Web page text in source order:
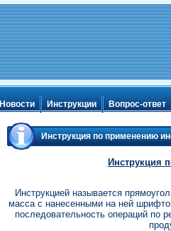
Новости Инструкции Вопрос-ответ
Инструкция по применению
Инструкция
Инструкцией называется
масса с нанесенными на ней
последовательность операций по